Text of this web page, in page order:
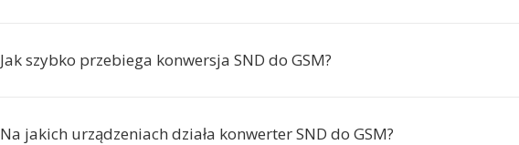
Jak szybko przebiega konwersja SND do GSM?
Na jakich urządzeniach działa konwerter SND do GSM?